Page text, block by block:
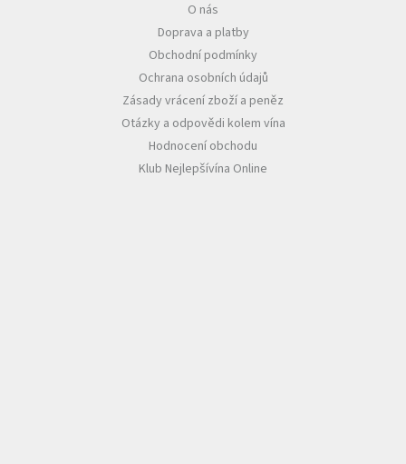
O nás
Doprava a platby
Obchodní podmínky
Ochrana osobních údajů
Zásady vrácení zboží a peněz
Otázky a odpovědi kolem vína
Hodnocení obchodu
Klub Nejlepšívína Online